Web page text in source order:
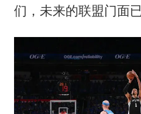
们，未来的联盟门面